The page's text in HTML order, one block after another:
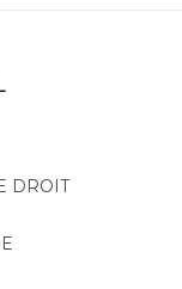
DROIT